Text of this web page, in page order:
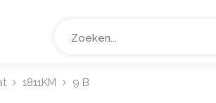
1811KM 9 B